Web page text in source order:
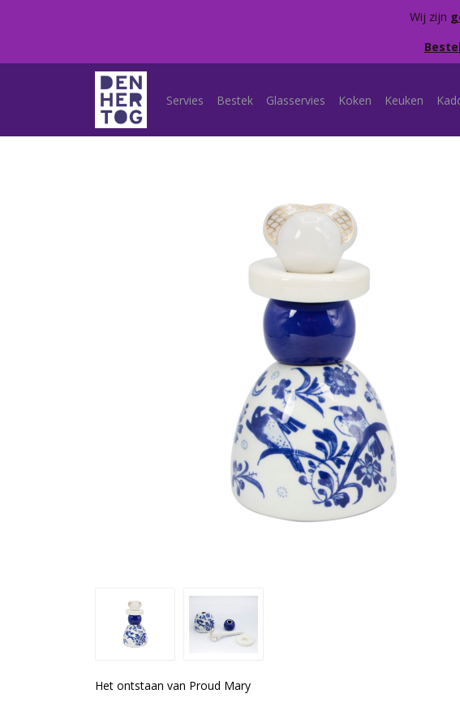
Wij zijn
Servies Bestek Glasservies Koken Keuken
Het ontstaan van Proud Mary